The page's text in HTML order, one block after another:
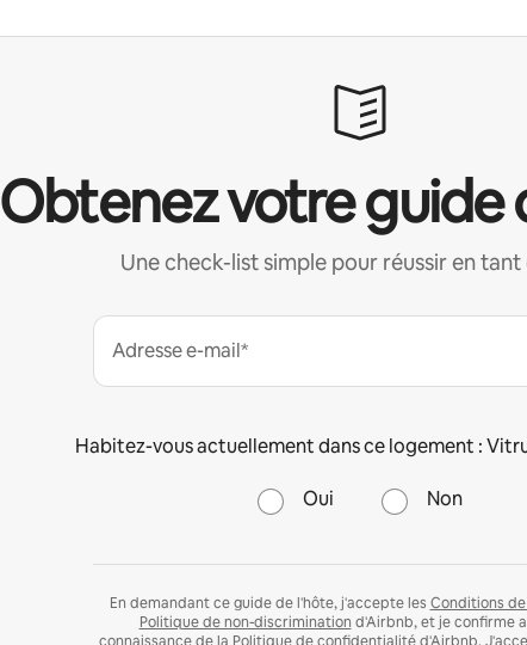
Obtenez votre guide
Une check-list simple pour réussir en
Adresse e-mail*
Habitez-vous actuellement dans ce logement :
Oui Non
En demandant ce guide de l'hôte, j'accepte les Conditions
Politique de non-discrimination d'Airbnb, et je confirme
connaissance de la Politique de confidentialitéd'Airbnb.